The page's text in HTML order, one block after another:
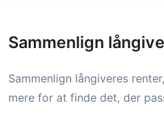
Sammenlign
Sammenlign långiveres
mere for at finde det, der